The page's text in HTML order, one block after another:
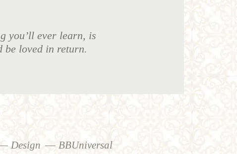
you’ll ever learn, is
be loved in return.
Design BBUniversal